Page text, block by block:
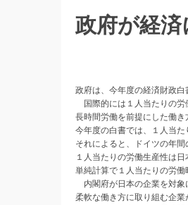
政府が経
政府は、今年度の経済財政白
国際的には１人当たりの労
長時間労働を前提にした働
今年度の白書では、１人当た
それによると、ドイツの年
１人当たりの労働生産性は
単純計算で１人当たりの労働
内閣府が日本の企業を対象
柔軟な働き方に取り組む企業